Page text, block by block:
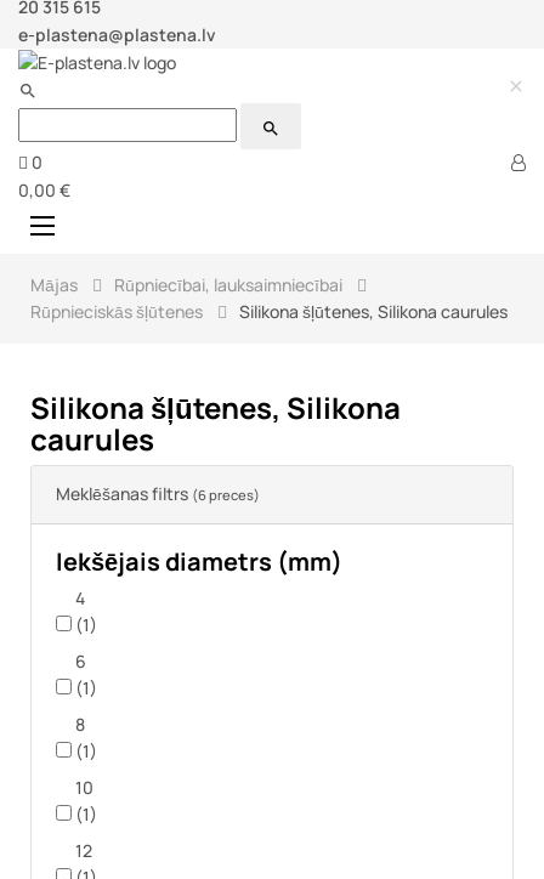
20 315 615
e-plastena@plastena.lv
 

0
0,00 €
Toggle
☰
Mājas
Rūpniecībai, lauksaimniecībai
Rūpnieciskās šļūtenes
Silikona šļūtenes, Silikona caurules
Silikona šļūtenes, Silikona
caurules
Meklēšanas filtrs (6 preces)
Iekšējais diametrs (mm)
4
(1)
6
(1)
8
(1)
10
(1)
12